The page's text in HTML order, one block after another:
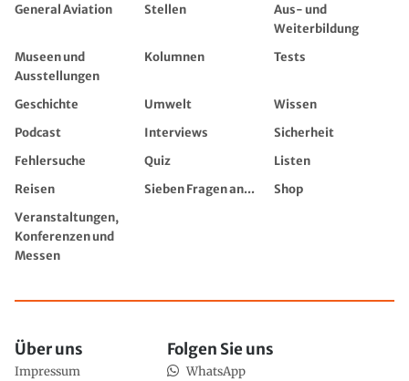
General Aviation
Stellen
Aus- und
Weiterbildung
Museen und
Ausstellungen
Kolumnen Tests
Geschichte Umwelt
Wissen
Podcast
Interviews
Sicherheit
Fehlersuche
Quiz
Listen
Reisen
Sieben Fragen an...
Shop
Veranstaltungen,
Konferenzen und
Messen
Über uns
Impressum
Folgen Sie uns
WhatsApp